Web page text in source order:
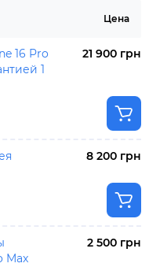
Цена
16 Pro
1
21 900 грн
8 200 грн
Max
2 500 грн